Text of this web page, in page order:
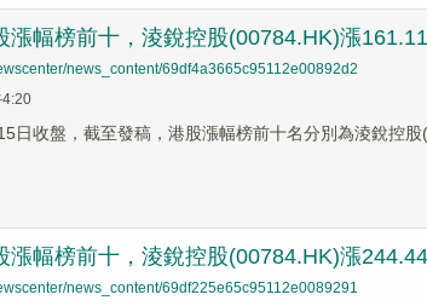
漲幅榜前十，淩銳控股(00784.HK)漲
news_content/69df4a3665c95112e00892d2
日收盤，截至發稿，港股漲幅榜前十名分別為淩銳控
漲幅榜前十，淩銳控股(00784.HK)漲
news_content/69df225e65c95112e0089291